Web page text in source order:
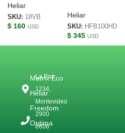
Heliar
SKU: 18VB
$ 160 USD
Heliar
SKU: HFB100HD
$ 345 USD
La Paz
1234,
Montevideo
2900
0606
Matrix Eco
Heliar
Freedom
Optima